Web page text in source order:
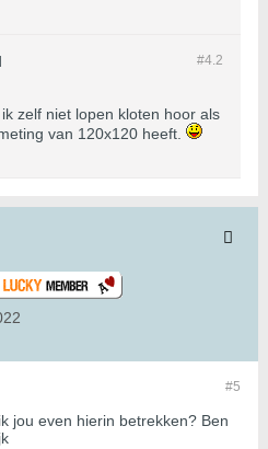
#4.2
zelf niet lopen kloten hoor als
van 120x120 heeft.
#5
jou even hierin betrekken? Ben